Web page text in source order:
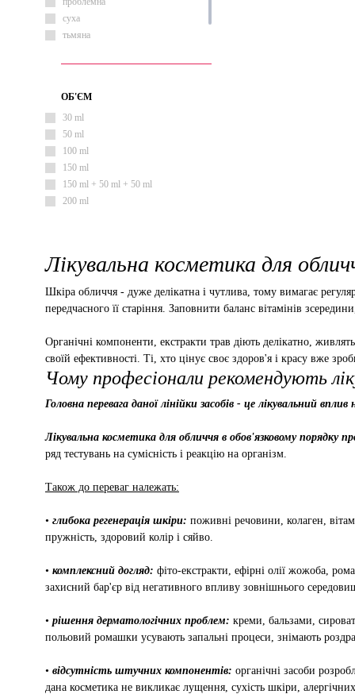
суха
тьмяна
ОБ'ЄМ
30 ml
50 ml
100 ml
150 ml
150 ml + 50 ml + 50 ml
200 ml
Лікувальна косметика для
Шкіра обличчя - дуже делікатна і чутлива, тому вимагає
передчасного її старіння. Заповнити баланс вітамінів
Органічні компоненти, екстракти трав діють делікатно,
своїй ефективності. Ті, хто цінує своє здоров'я і красу вже
Чому професіонали рекомендують
Головна перевага даної лінійки засобів - це лікувальний вплив
Лікувальна косметика для обличчя в обов'язковому порядку
ряд тестувань на сумісність і реакцію на організм.
Також до переваг належать:
• глибока регенерація шкіри: поживні речовини, колаген,
пружність, здоровий колір і сяйво.
• комплексний догляд: фіто-екстракти, ефірні олії жожоба,
захисний бар'єр від негативного впливу зовнішнього
• рішення дерматологічних проблем: креми, бальзами,
польовий ромашки усувають запальні процеси, знімають
• відсутність штучних компонентів: органічні засоби
дана косметика не викликає лущення, сухість шкіри,